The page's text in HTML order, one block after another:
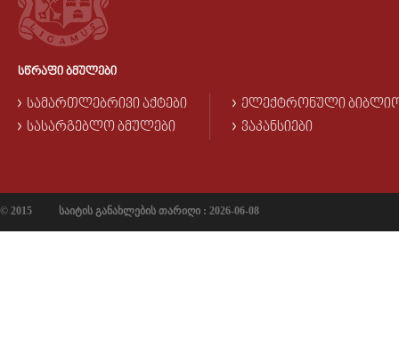
ᲡᲬᲠᲐᲤᲘ ᲑᲛᲣᲚᲔᲑᲘ
ᲡᲐᲛᲐᲠᲗᲚᲔᲑᲠᲘᲕᲘ ᲐᲥᲢᲔᲑᲘ
ᲡᲐᲡᲐᲠᲒᲔᲑᲚᲝ ᲑᲛᲣᲚᲔᲑᲘ
ᲔᲚᲔᲥᲢᲠᲝᲜᲣᲚᲘ
ᲕᲐᲙᲐᲜᲡᲘᲔᲑᲘ
© 2015 საიტის განახლების თარიღი : 2026-06-08